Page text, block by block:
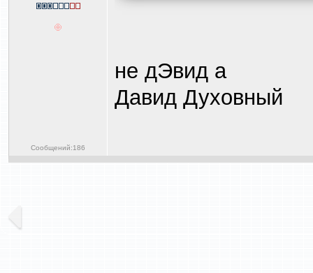
Сообщений:186
не дЭвид а
Давид Духовный